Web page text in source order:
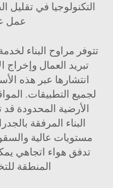
التكنولوجيا في تقليل
عمل
تتوفر مراوح البناء
تبريد العمال وإخراج
انتشارها عبر هذه
لجميع التطبيقات.
الأرضية المحدودة
البناء المرفقة
مستويات عالية
تدفق هواء اتجاهي
المنطقة